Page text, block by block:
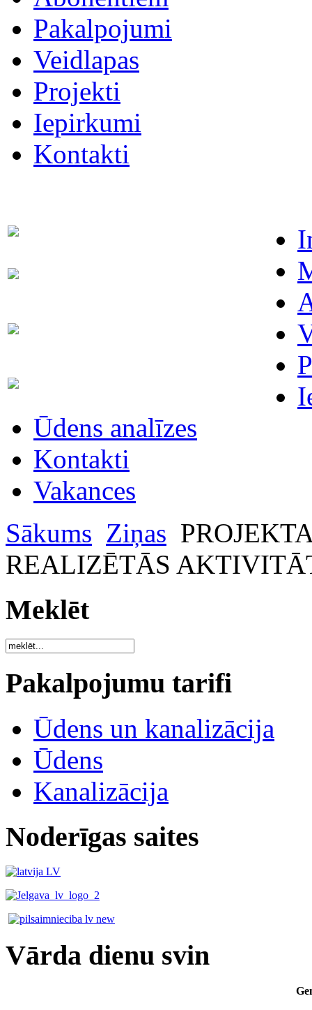
Pakalpojumi
Veidlapas
Projekti
Iepirkumi
Kontakti
63021091
63022886
63007698
Ūdens analīzes
Kontakti
Vakances
Sākums Ziņas
REALIZĒTĀS
Meklēt
Pakalpojumu tarifi
Ūdens un kanalizācija
Ūdens
Kanalizācija
Noderīgas saites
Vārda dienu svin